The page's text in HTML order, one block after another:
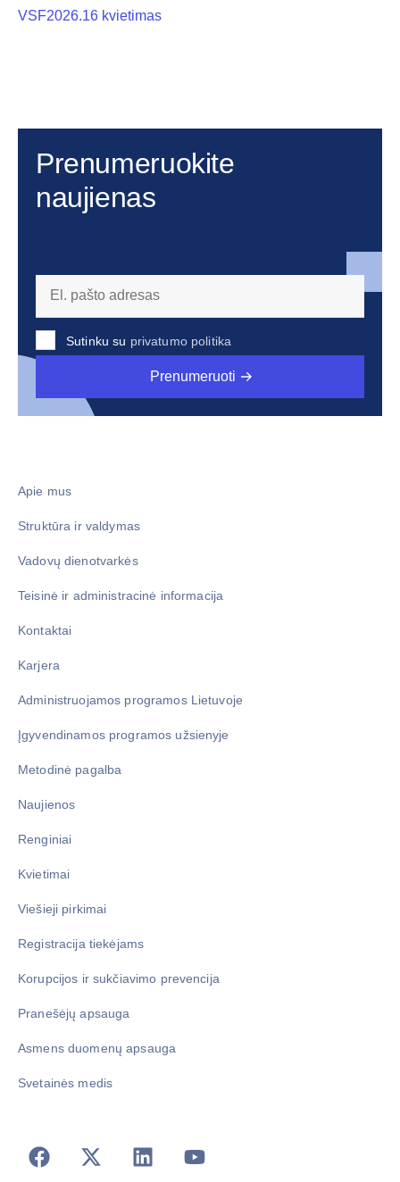
VSF2026.16 kvietimas
Prenumeruokite
naujienas
Sutinku su privatumo politika
Prenumeruoti
Apie mus
Struktūra ir valdymas
Vadovų dienotvarkės
Teisinė ir administracinė informacija
Kontaktai
Karjera
Administruojamos programos Lietuvoje
Įgyvendinamos programos užsienyje
Metodinė pagalba
Naujienos
Renginiai
Kvietimai
Viešieji pirkimai
Registracija tiekėjams
Korupcijos ir sukčiavimo prevencija
Pranešėjų apsauga
Asmens duomenų apsauga
Svetainės medis